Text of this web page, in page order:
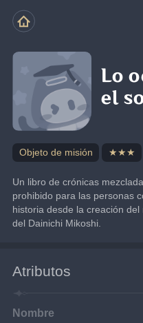
Lo
el
Objeto de misión ★★★
Un libro de crónicas
prohibido para las personas
historia desde la creación
del Dainichi Mikoshi.
Atributos
Nombre